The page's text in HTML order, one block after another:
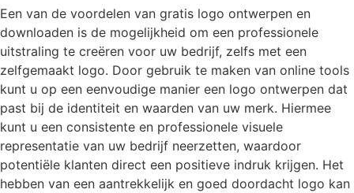
Een van de voordelen van gratis logo ontwerpen en
downloaden is de mogelijkheid om een professionele
uitstraling te creëren voor uw bedrijf, zelfs met een
zelfgemaakt logo. Door gebruik te maken van online tools
kunt u op een eenvoudige manier een logo ontwerpen dat
past bij de identiteit en waarden van uw merk. Hiermee
kunt u een consistente en professionele visuele
representatie van uw bedrijf neerzetten, waardoor
potentiële klanten direct een positieve indruk krijgen. Het
hebben van een aantrekkelijk en goed doordacht logo kan